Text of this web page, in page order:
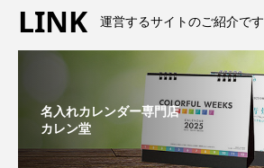
LINK 運営するサイトのご紹介です
名入れカレンダー専門店
カレン堂